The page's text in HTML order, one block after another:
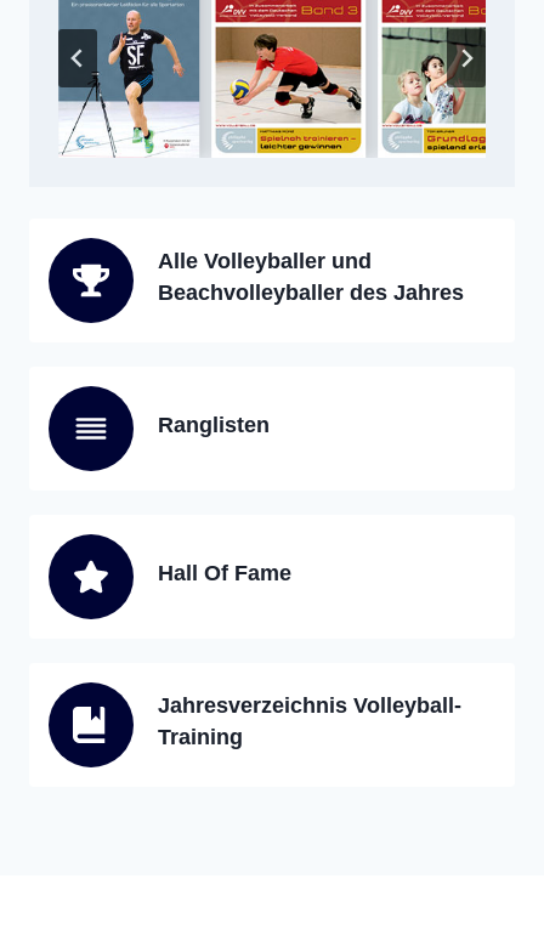
Alle Volleyballer und
Beachvolleyballer des Jahres
Ranglisten
Hall Of Fame
Jahresverzeichnis Volleyball-
Training